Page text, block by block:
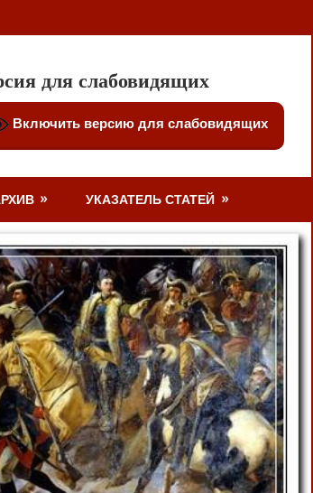
для слабовидящих
Включить версию для слабовидящих
УКАЗАТЕЛЬ СТАТЕЙ